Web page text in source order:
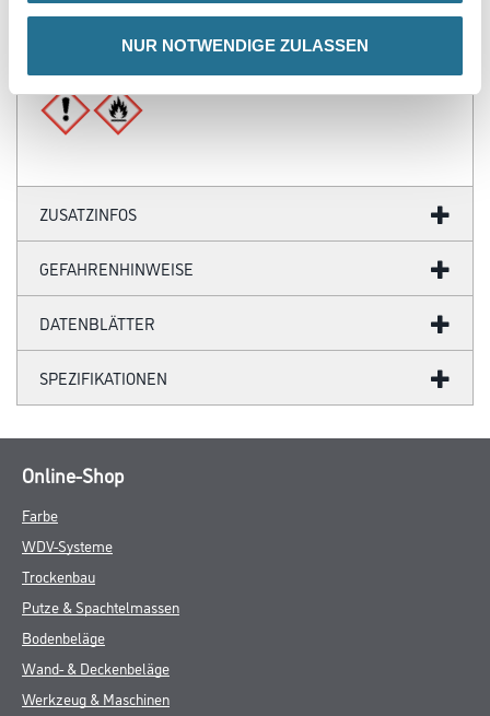
NUR NOTWENDIGE ZULASSEN
Ergiebigkeit: 0.8 - 1.5 m²
ZUSATZINFOS
GEFAHRENHINWEISE
DATENBLÄTTER
SPEZIFIKATIONEN
Online-Shop
Farbe
WDV-Systeme
Trockenbau
Putze & Spachtelmassen
Bodenbeläge
Wand- & Deckenbeläge
Werkzeug & Maschinen